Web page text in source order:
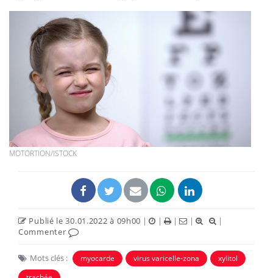
MOTORTION/ISTOCK
Publié le 30.01.2022 à 09h00 | | | |
|
Commenter
Mots clés : myocarde virus varicelle-zona
xylitol